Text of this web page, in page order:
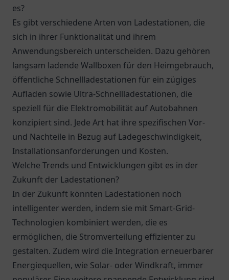
es?
Es gibt verschiedene Arten von Ladestationen, die
sich in ihrer Funktionalität und ihrem
Anwendungsbereich unterscheiden. Dazu gehören
langsam ladende Wallboxen für den Heimgebrauch,
öffentliche Schnellladestationen für ein zügiges
Aufladen sowie Ultra-Schnellladestationen, die
speziell für die Elektromobilität auf Autobahnen
konzipiert sind. Jede Art hat ihre spezifischen Vor-
und Nachteile in Bezug auf Ladegeschwindigkeit,
Installationsanforderungen und Kosten.
Welche Trends und Entwicklungen gibt es in der
Zukunft der Ladestationen?
In der Zukunft könnten Ladestationen noch
intelligenter werden, indem sie mit Smart-Grid-
Technologien kombiniert werden, die es
ermöglichen, die Stromverteilung effizienter zu
gestalten. Zudem wird die Integration erneuerbarer
Energiequellen, wie Solar- oder Windkraft, immer